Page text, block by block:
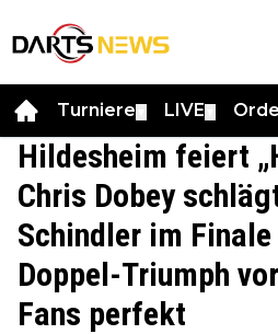
Turniere LIVE
Hildesheim feiert
Chris Dobey
Schindler im
Doppel-Triumph
Fans perfekt